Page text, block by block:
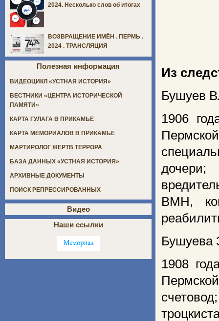
Из
Бушуев
1906
ВМН,
Бушуева
1908
2024. Несколько слов об итогах
ВОЗВРАЩЕНИЕ ИМЁН . ПЕРМЬ .
2024 . ТРАНСЛЯЦИЯ
Полезная информация
ВИДЕОЦИКЛ «УСТНАЯ ИСТОРИЯ»
ВЕСТНИКИ «ЦЕНТРА ИСТОРИЧЕСКОЙ
ПАМЯТИ»
КАРТА ГУЛАГА В ПРИКАМЬЕ
КАРТА МЕМОРИАЛОВ В ПРИКАМЬЕ
МАРТИРОЛОГ ЖЕРТВ ТЕРРОРА
БАЗА ДАННЫХ «УСТНАЯ ИСТОРИЯ»
АРХИВНЫЕ ДОКУМЕНТЫ
ПОИСК РЕПРЕССИРОВАННЫХ
Видео
Наши ссылки